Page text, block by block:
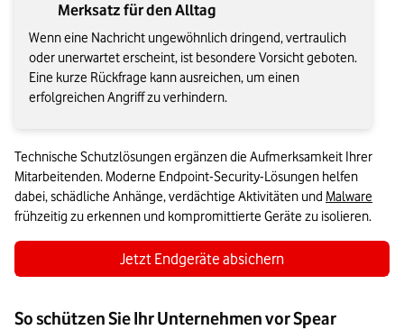
Merksatz für den Alltag
Wenn eine Nachricht ungewöhnlich dringend, vertraulich
oder unerwartet erscheint, ist besondere Vorsicht geboten.
Eine kurze Rückfrage kann ausreichen, um einen
erfolgreichen Angriff zu verhindern.
Technische Schutzlösungen ergänzen die Aufmerksamkeit Ihrer
Mitarbeitenden. Moderne Endpoint-Security-Lösungen helfen
dabei, schädliche Anhänge, verdächtige Aktivitäten und Malware
frühzeitig zu erkennen und kompromittierte Geräte zu isolieren.
Jetzt Endgeräte absichern
So schützen Sie Ihr Unternehmen vor Spear